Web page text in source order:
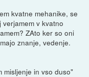
kvatne mehanike, se
v kvatno
ZAto ker so oni
znanje, vedenje.
misljenje in vso duso"